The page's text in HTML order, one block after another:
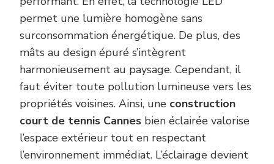
permet une lumière homogène sans
surconsommation énergétique. De plus, des
mâts au design épuré s’intègrent
harmonieusement au paysage. Cependant, il
faut éviter toute pollution lumineuse vers les
propriétés voisines. Ainsi, une construction
court de tennis Cannes bien éclairée valorise
l’espace extérieur tout en respectant
l’environnement immédiat. L’éclairage devient